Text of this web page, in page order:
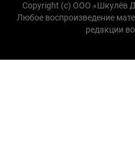
Copyright (с) ООО «Шкулёв
Любое воспроизведение
редакции